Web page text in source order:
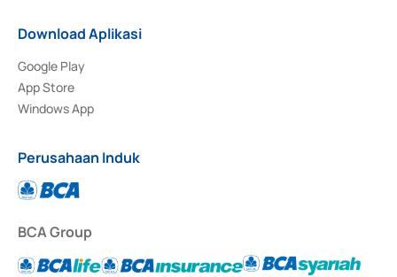
Download Aplikasi
Google Play
App Store
Windows App
Perusahaan Induk
BCA Group